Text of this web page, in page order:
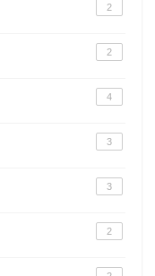
2
2
4
3
3
2